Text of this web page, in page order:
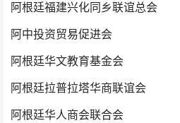
阿根廷福建兴化同乡联谊总会
阿中投资贸易促进会
阿根廷华文教育基金会
阿根廷拉普拉塔华商联谊会
阿根廷华人商会联合会